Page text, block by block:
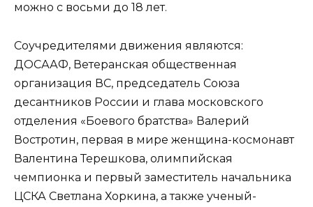
можно с восьми до 18 лет.
Соучредителями движения являются:
ДОСААФ, Ветеранская общественная
организация ВС, председатель Союза
десантников России и глава московского
отделения «Боевого братства» Валерий
Востротин, первая в мире женщина-космонавт
Валентина Терешкова, олимпийская
чемпионка и первый заместитель начальника
ЦСКА Светлана Хоркина, а также ученый-